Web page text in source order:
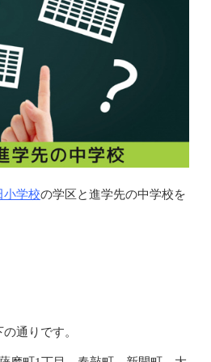
小学校の学区と進学先の中学校を
通りです。